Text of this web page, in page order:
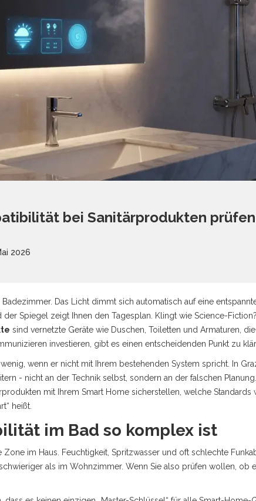
bei Sanitärprodukten
2026
Das Licht dimmt sich automatisch auf eine
der Spiegel zeigt Ihnen den Tagesplan. Klingt wie Science-
sind vernetzte Geräte wie Duschen, Toiletten und Armaturen,
investieren, gibt es einen entscheidenden Punkt zu
wenn er nicht mit Ihrem bestehenden System spricht. In
- nicht an der Technik selbst, sondern an der falschen
mit Ihrem Smart Home sicherstellen, welche
heißt.
im Bad so komplex ist
Zone im Haus. Feuchtigkeit, Spritzwasser und oft schlechte
als im Wohnzimmer. Wenn Sie also prüfen wollen, ob